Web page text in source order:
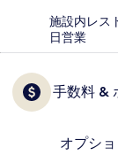
施設内レス
日営業
手数料 &
オプシ